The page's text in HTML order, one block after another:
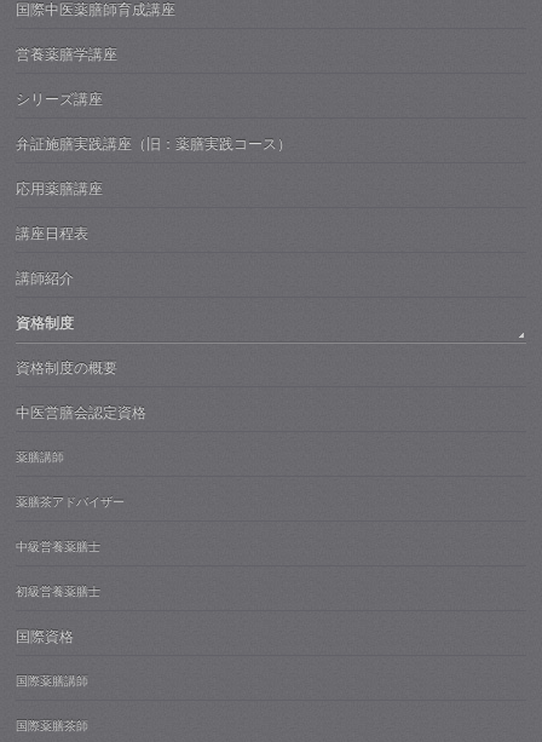
国際中医薬膳師育成講座
営養薬膳学講座
シリーズ講座
弁証施膳実践講座（旧：薬膳実践コース）
応用薬膳講座
講座日程表
講師紹介
資格制度
資格制度の概要
中医営膳会認定資格
薬膳講師
薬膳茶アドバイザー
中級営養薬膳士
初級営養薬膳士
国際資格
国際薬膳講師
国際薬膳茶師